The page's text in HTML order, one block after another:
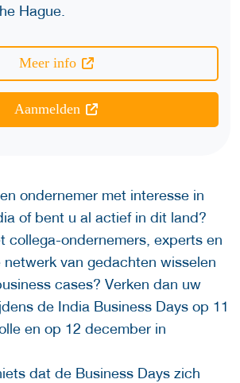
Hague.
Meer info
Aanmelden
ondernemer met interesse in
of bent u al actief in dit land?
collega-ondernemers, experts en
van gedachten wisselen
cases? Verken dan uw
de India Business Days op 11
en op 12 december in
dat de Business Days zich